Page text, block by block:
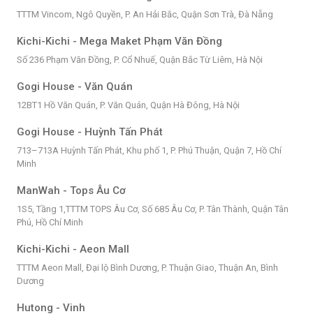
TTTM Vincom, Ngô Quyền, P. An Hải Bắc, Quận Sơn Trà, Đà Nẵng
Kichi-Kichi - Mega Maket Phạm Văn Đồng
Số 236 Phạm Văn Đồng, P. Cổ Nhuế, Quận Bắc Từ Liêm, Hà Nội
Gogi House - Văn Quán
12BT1 Hồ Văn Quán, P. Văn Quán, Quận Hà Đông, Hà Nội
Gogi House - Huỳnh Tấn Phát
713–713A Huỳnh Tấn Phát, Khu phố 1, P. Phú Thuận, Quận 7, Hồ Chí
Minh
ManWah - Tops Âu Cơ
1S5, Tầng 1,TTTM TOPS Âu Cơ, Số 685 Âu Cơ, P. Tân Thành, Quận Tân
Phú, Hồ Chí Minh
Kichi-Kichi - Aeon Mall
TTTM Aeon Mall, Đại lộ Bình Dương, P. Thuận Giao, Thuận An, Bình
Dương
Hutong - Vinh